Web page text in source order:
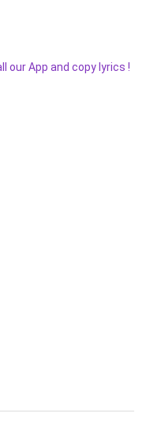
App and copy lyrics !